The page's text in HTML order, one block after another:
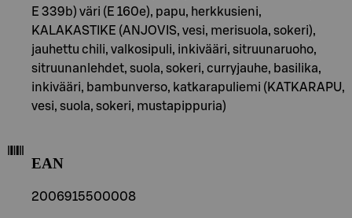
E 339b) väri (E 160e), papu, herkkusieni,
KALAKASTIKE (ANJOVIS, vesi, merisuola, sokeri),
jauhettu chili, valkosipuli, inkivääri, sitruunaruoho,
sitruunanlehdet, suola, sokeri, curryjauhe, basilika,
inkivääri, bambunverso, katkarapuliemi (KATKARAPU,
vesi, suola, sokeri, mustapippuria)
EAN
2006915500008